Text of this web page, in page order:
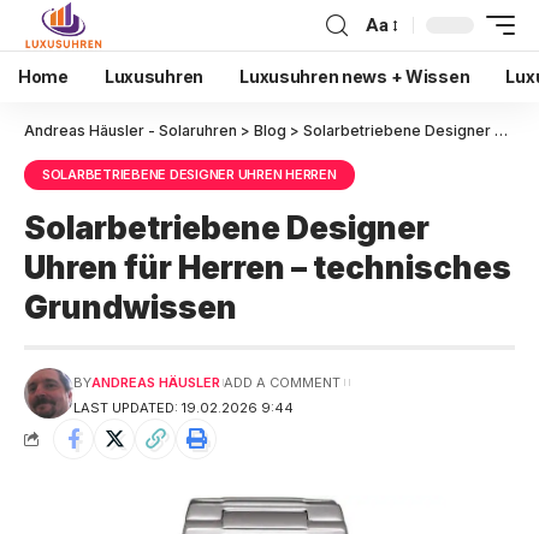
Aa
Home Luxusuhren Luxusuhren news + Wissen
Andreas Häusler - Solaruhren > Blog > Solarbetriebene Designer Uhren Herren
SOLARBETRIEBENE DESIGNER UHREN HERREN
Solarbetriebene Designer
Uhren für Herren – technisches
Grundwissen
LAST UPDATED: 19.02.2026 9:44
BYANDREAS HÄUSLER ADD A COMMENT